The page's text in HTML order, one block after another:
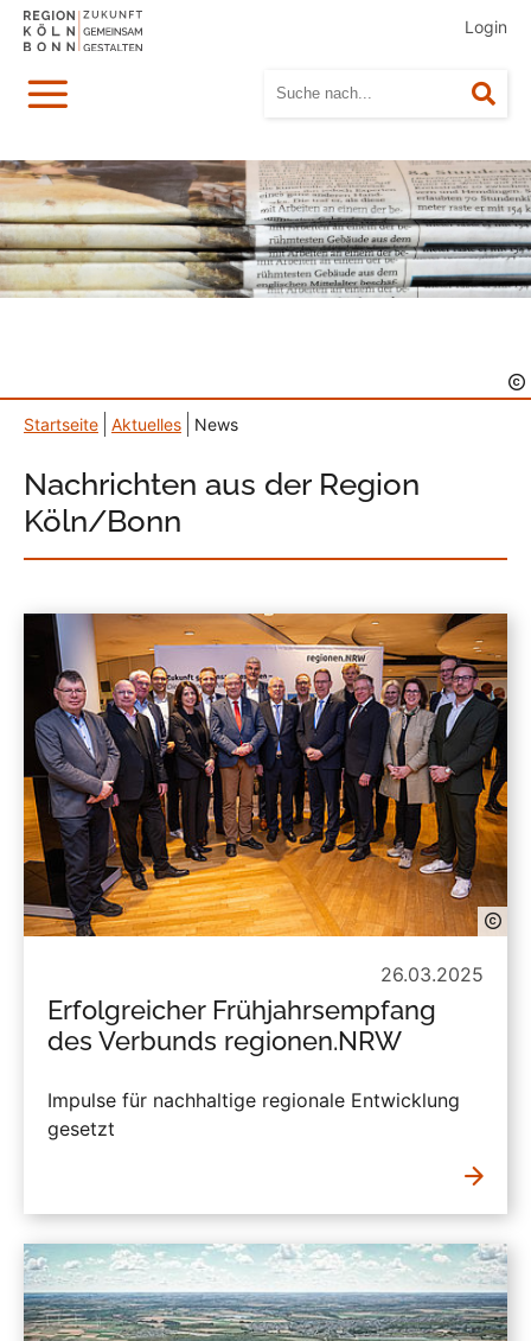
Login
Menü
Startseite Aktuelles News
Nachrichten aus der Region
Köln/Bonn
26.03.2025
Erfolgreicher Frühjahrsempfang
des Verbunds regionen.NRW
Impulse für nachhaltige regionale Entwicklung
gesetzt